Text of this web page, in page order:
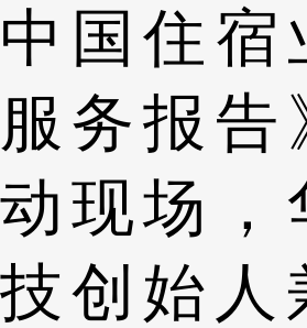
中国住宿
服务报告
动现场，
技创始人